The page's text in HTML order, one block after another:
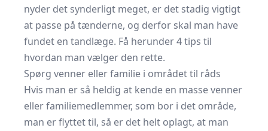
nyder det synderligt meget, er det stadig vigtigt
at passe på tænderne, og derfor skal man have
fundet en tandlæge. Få herunder 4 tips til
hvordan man vælger den rette.
Spørg venner eller familie i området til råds
Hvis man er så heldig at kende en masse venner
eller familiemedlemmer, som bor i det område,
man er flyttet til, så er det helt oplagt, at man